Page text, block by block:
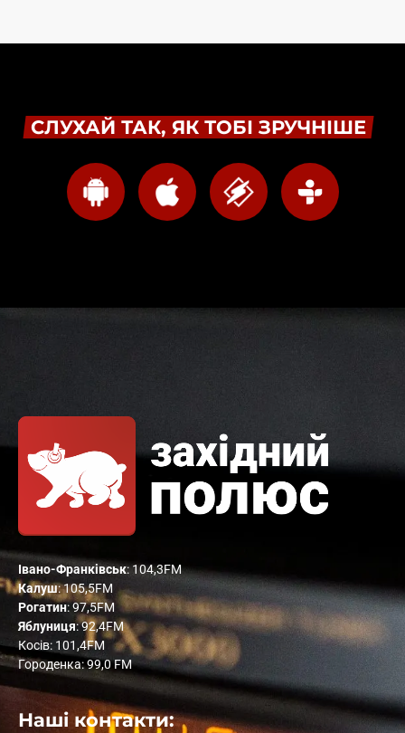
СЛУХАЙ ТАК, ЯК ТОБІ ЗРУЧНІШЕ
Івано-Франківськ: 104,3FM
Калуш: 105,5FM
Рогатин: 97,5FM
Яблуниця: 92,4FM
Косів: 101,4FM
Городенка: 99,0 FM
Наші контакти: